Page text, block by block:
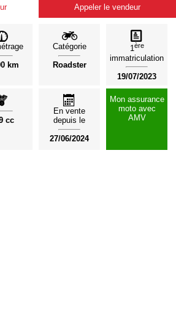
Appeler le vendeur
km
Catégorie
Roadster
1ère
immatriculation
19/07/2023
cc
En vente
depuis le
27/06/2024
Mon assurance
moto avec
AMV